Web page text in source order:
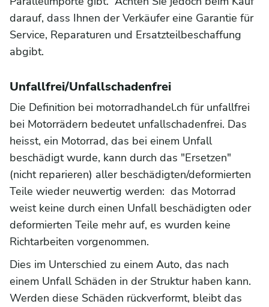
darauf, dass Ihnen der Verkäufer eine Garantie für
Service, Reparaturen und Ersatzteilbeschaffung
abgibt.
Unfallfrei/Unfallschadenfrei
Die Definition bei motorradhandel.ch für unfallfrei
bei Motorrädern bedeutet unfallschadenfrei. Das
heisst, ein Motorrad, das bei einem Unfall
beschädigt wurde, kann durch das "Ersetzen"
(nicht reparieren) aller beschädigten/deformierten
Teile wieder neuwertig werden: das Motorrad
weist keine durch einen Unfall beschädigten oder
deformierten Teile mehr auf, es wurden keine
Richtarbeiten vorgenommen.
Dies im Unterschied zu einem Auto, das nach
einem Unfall Schäden in der Struktur haben kann.
Werden diese Schäden rückverformt, bleibt das